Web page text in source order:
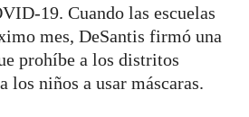
19. Cuando las escuelas
mes, DeSantis firmó una
prohíbe a los distritos
los niños a usar máscaras.